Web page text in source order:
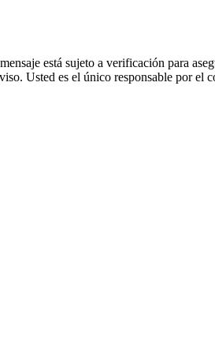
está sujeto a verificación para
Usted es el único responsable por el